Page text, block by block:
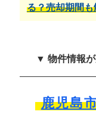
る？売却期間も
▼ 物件情報
鹿児島